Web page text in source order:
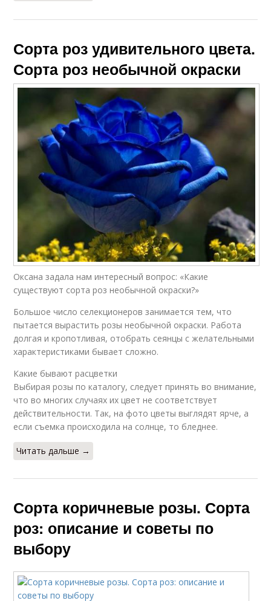
Сорта роз удивительного цвета.
Сорта роз необычной окраски
Оксана задала нам интересный вопрос: «Какие
существуют сорта роз необычной окраски?»
Большое число селекционеров занимается тем, что
пытается вырастить розы необычной окраски. Работа
долгая и кропотливая, отобрать сеянцы с желательными
характеристиками бывает сложно.
Какие бывают расцветки
Выбирая розы по каталогу, следует принять во внимание,
что во многих случаях их цвет не соответствует
действительности. Так, на фото цветы выглядят ярче, а
если съемка происходила на солнце, то бледнее.
Читать дальше →
Сорта коричневые розы. Сорта
роз: описание и советы по
выбору